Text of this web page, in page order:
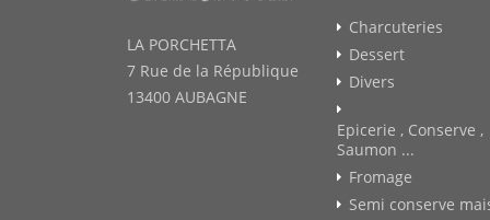
LA PORCHETTA
7 Rue de la République
13400 AUBAGNE
Charcuteries
Dessert
Divers
Epicerie , Conserve ,
Saumon ...
Fromage
Semi conserve